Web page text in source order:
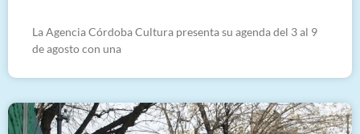
La Agencia Córdoba Cultura presenta su agenda del 3 al 9
de agosto con una